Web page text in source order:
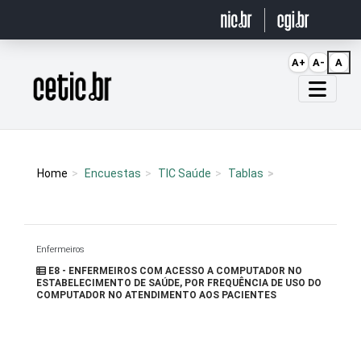
Página inicial
Home Encuestas TIC Saúde Tablas
Enfermeiros
E8 - ENFERMEIROS COM ACESSO A COMPUTADOR NO
ESTABELECIMENTO DE SAÚDE, POR FREQUÊNCIA DE USO DO
COMPUTADOR NO ATENDIMENTO AOS PACIENTES
A+ A- A